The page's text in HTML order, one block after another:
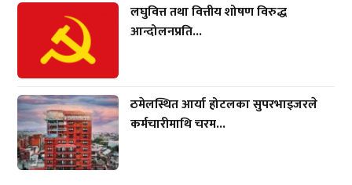
लघुवित्त तथा वित्तीय शोषण विरुद्ध
आन्दोलनप्रति...
ठमेलस्थित आर्या होटलका सुपरभाइजरले
कर्मचारीमाथि चरम...